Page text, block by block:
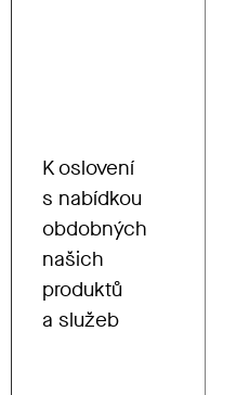
K oslovení
s nabídkou
obdobných
našich
produktů
a služeb